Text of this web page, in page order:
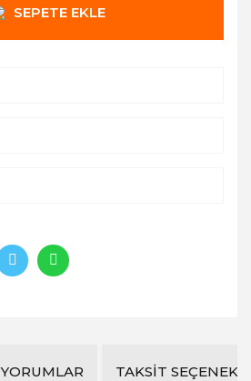
SEPETE EKLE
YORUMLAR TAKSIT